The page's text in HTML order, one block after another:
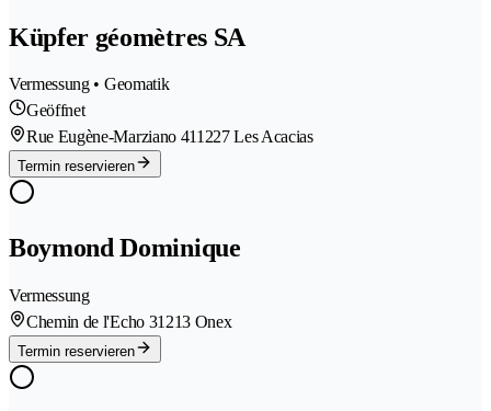
Küpfer géomètres SA
Vermessung • Geomatik
Geöffnet
Rue Eugène-Marziano 411227 Les Acacias
Termin reservieren
Boymond Dominique
Vermessung
Chemin de l'Echo 31213 Onex
Termin reservieren